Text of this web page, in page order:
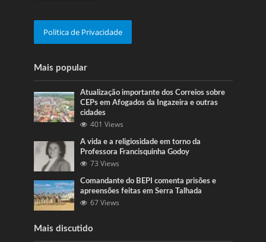
Politica de Privacidade
Mais popular
Atualização importante dos Correios sobre
CEPs em Afogados da Ingazeira e outras
cidades
401 Views
A vida e a religiosidade em torno da
Professora Francisquinha Godoy
73 Views
Comandante do BEPI comenta prisões e
apreensões feitas em Serra Talhada
67 Views
Mais discutido